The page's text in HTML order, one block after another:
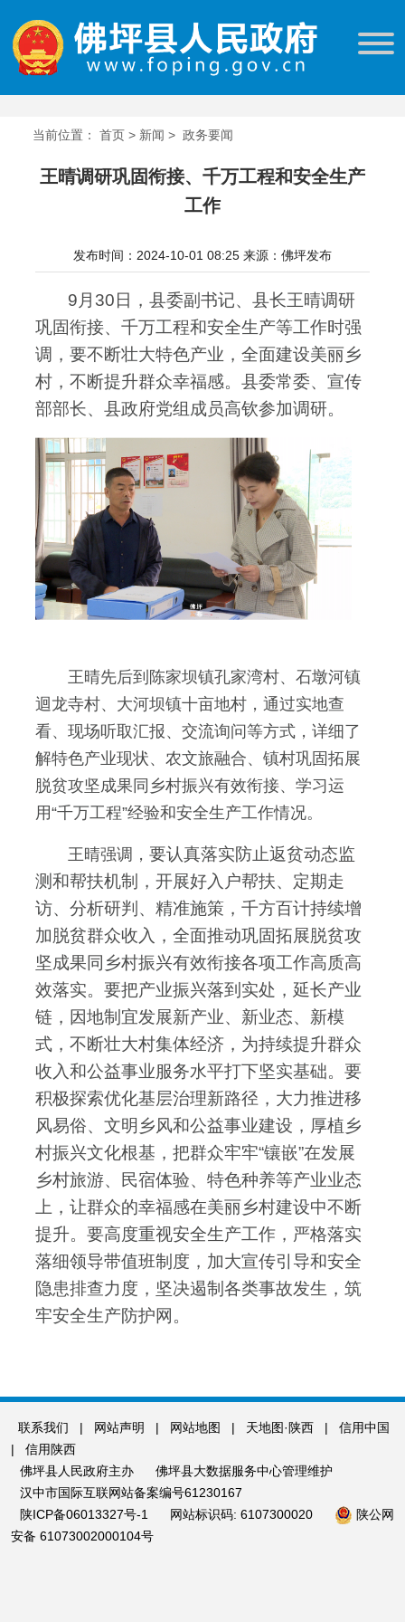
当前位置： 首页 > 新闻 > 政务要闻
王晴调研巩固衔接、千万工程和安全生产
工作
发布时间：2024-10-01 08:25 来源：佛坪发布
9月30日，县委副书记、县长王晴调研
巩固衔接、千万工程和安全生产等工作时强
调，要不断壮大特色产业，全面建设美丽乡
村，不断提升群众幸福感。县委常委、宣传
部部长、县政府党组成员高钦参加调研。
王晴先后到陈家坝镇孔家湾村、石墩河镇
迴龙寺村、大河坝镇十亩地村，通过实地查
看、现场听取汇报、交流询问等方式，详细了
解特色产业现状、农文旅融合、镇村巩固拓展
脱贫攻坚成果同乡村振兴有效衔接、学习运
用“千万工程”经验和安全生产工作情况。
王晴强调， 要认真落实防止返贫动态监
测和帮扶机制，开展好入户帮扶、定期走
访、分析研判、精准施策，千方百计持续增
加脱贫群众收入，全面推动巩固拓展脱贫攻
坚成果同乡村振兴有效衔接各项工作高质高
效落实。 要把产业振兴落到实处，延长产业
链，因地制宜发展新产业、新业态、新模
式，不断壮大村集体经济，为持续提升群众
收入和公益事业服务水平打下坚实基础。 要
积极探索优化基层治理新路径，大力推进移
风易俗、文明乡风和公益事业建设，厚植乡
村振兴文化根基，把群众牢牢“镶嵌”在发展
乡村旅游、民宿体验、特色种养等产业业态
上，让群众的幸福感在美丽乡村建设中不断
提升。 要高度重视安全生产工作，严格落实
落细领导带值班制度，加大宣传引导和安全
隐患排查力度，坚决遏制各类事故发生，筑
牢安全生产防护网。
联系我们 | 网站声明 | 网站地图 | 天地图·陕西 |
信用中国
|
信用陕西
佛坪县人民政府主办
佛坪县大数据服务中心管理维护
汉中市国际互联网站备案编号61230167
陕ICP备06013327号-1
网站标识码: 6107300020
陕公网
安备 61073002000104号